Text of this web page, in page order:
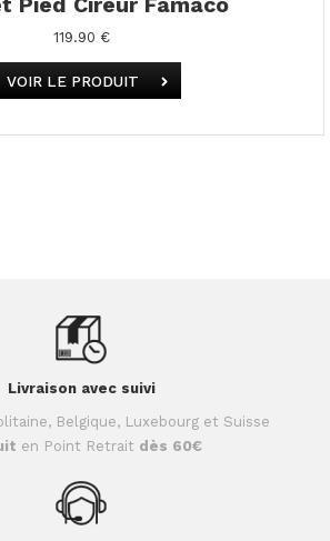
Pied Cireur Famaco
119.90 €
VOIR LE PRODUIT
Livraison avec suivi
Belgique, Luxebourg et Suisse
en Point Retrait dès 60€